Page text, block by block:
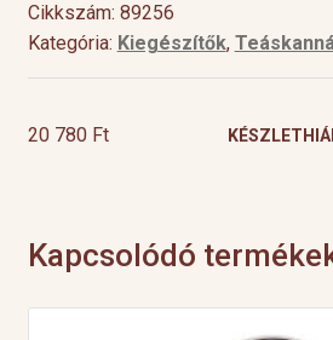
Cikkszám: 89256
Kategória: Kiegészítők,
20 780 Ft
Kapcsolódó